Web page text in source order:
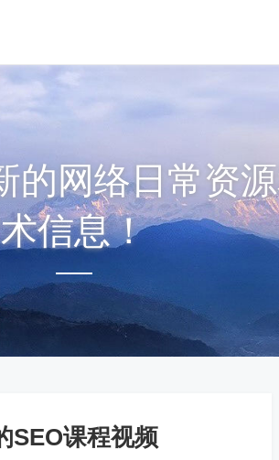
的网络日常资
术信息！
SEO课程视频